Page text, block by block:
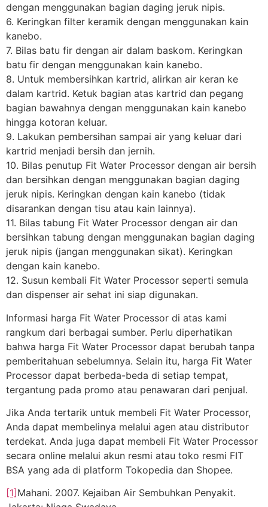
dengan menggunakan bagian daging jeruk nipis.
6. Keringkan filter keramik dengan menggunakan kain
kanebo.
7. Bilas batu fir dengan air dalam baskom. Keringkan
batu fir dengan menggunakan kain kanebo.
8. Untuk membersihkan kartrid, alirkan air keran ke
dalam kartrid. Ketuk bagian atas kartrid dan pegang
bagian bawahnya dengan menggunakan kain kanebo
hingga kotoran keluar.
9. Lakukan pembersihan sampai air yang keluar dari
kartrid menjadi bersih dan jernih.
10. Bilas penutup Fit Water Processor dengan air bersih
dan bersihkan dengan menggunakan bagian daging
jeruk nipis. Keringkan dengan kain kanebo (tidak
disarankan dengan tisu atau kain lainnya).
11. Bilas tabung Fit Water Processor dengan air dan
bersihkan tabung dengan menggunakan bagian daging
jeruk nipis (jangan menggunakan sikat). Keringkan
dengan kain kanebo.
12. Susun kembali Fit Water Processor seperti semula
dan dispenser air sehat ini siap digunakan.
Informasi harga Fit Water Processor di atas kami
rangkum dari berbagai sumber. Perlu diperhatikan
bahwa harga Fit Water Processor dapat berubah tanpa
pemberitahuan sebelumnya. Selain itu, harga Fit Water
Processor dapat berbeda-beda di setiap tempat,
tergantung pada promo atau penawaran dari penjual.
Jika Anda tertarik untuk membeli Fit Water Processor,
Anda dapat membelinya melalui agen atau distributor
terdekat. Anda juga dapat membeli Fit Water Processor
secara online melalui akun resmi atau toko resmi FIT
BSA yang ada di platform Tokopedia dan Shopee.
[1] Mahani. 2007. Kejaiban Air Sembuhkan Penyakit.